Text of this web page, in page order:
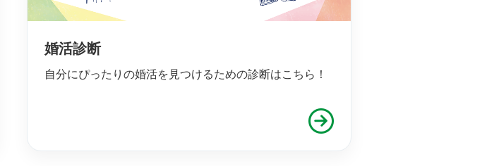
婚活診断
自分にぴったりの婚活を見つけるための診断はこちら！